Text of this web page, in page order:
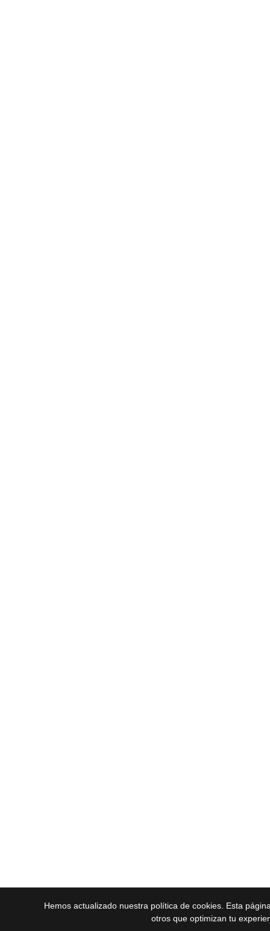
Hemos actualizado nuestra política de cookies. Esta
otros que optimizan tu